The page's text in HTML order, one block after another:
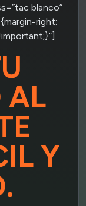
blanco”
right:
AL
Y